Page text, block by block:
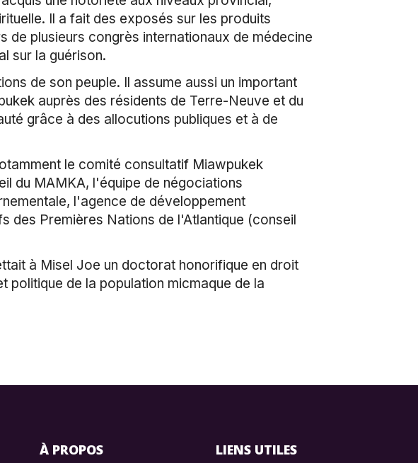
Il a fait des exposés sur les produits
de plusieurs congrès internationaux de médecine
sur la guérison.
de son peuple. Il assume aussi un important
auprès des résidents de Terre-Neuve et du
grâce à des allocutions publiques et à de
le comité consultatif Miawpukek
du MAMKA, l'équipe de négociations
l'agence de développement
des Premières Nations de l'Atlantique (conseil
à Misel Joe un doctorat honorifique en droit
politique de la population micmaque de la
À PROPOS LIENS UTILES